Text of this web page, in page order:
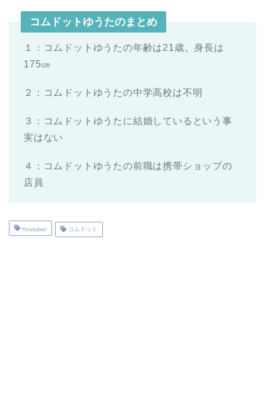
コムドットゆうたのまとめ
１：コムドットゆうたの年齢は21歳。身長は
175㎝
２：コムドットゆうたの中学高校は不明
３：コムドットゆうたに結婚しているという事
実はない
４：コムドットゆうたの前職は携帯ショップの
店員
Youtuber コムドット